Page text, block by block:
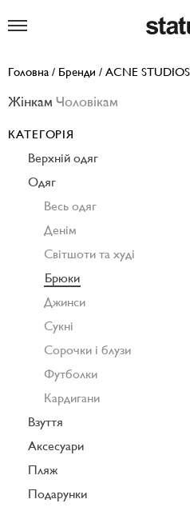
Головна / Бренди / ACNE STUDIOS
Жінкам Чоловікам
КАТЕГОРІЯ
Верхній одяг
Одяг
Весь одяг
Денім
Світшоти та худі
Брюки
Джинси
Сукні
Сорочки і блузи
Футболки
Кардигани
Взуття
Аксесуари
Пляж
Подарунки